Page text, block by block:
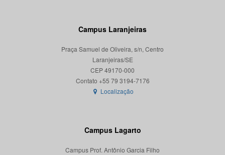
Campus Laranjeiras
Praça Samuel de Oliveira, s/n, Centro
Laranjeiras/SE
CEP 49170-000
Localização
Campus Lagarto
Campus Prof. Antônio Garcia Filho